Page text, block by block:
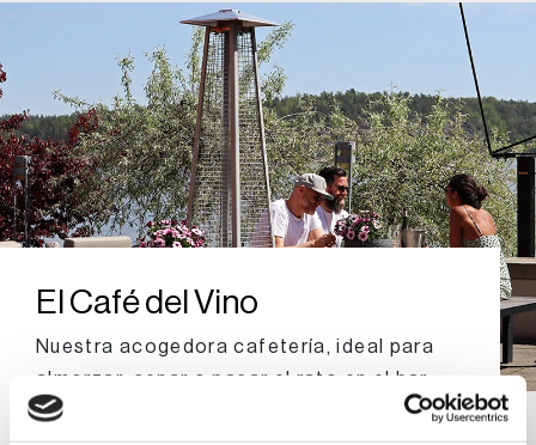
El Café del Vino
Nuestra acogedora cafetería, ideal para
almorzar, cenar o pasar el rato en el bar
durante todo el verano.